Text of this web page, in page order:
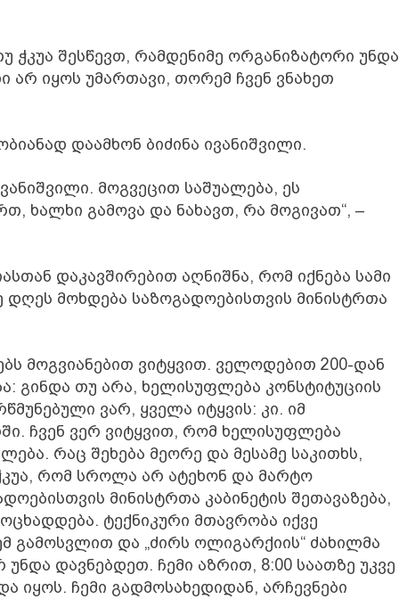
ჭკუა შესწევთ, რამდენიმე ორგანიზატორი უნდა
იყოს უმართავი, თორემ ჩვენ ვნახეთ
დაამხონ ბიძინა ივანიშვილი.
მოგვეცით საშუალება, ეს
ხალხი გამოვა და ნახავთ, რა მოგივათ“, –
დაკავშირებით აღნიშნა, რომ იქნება სამი
მოხდება საზოგადოებისთვის მინისტრთა
მოგვიანებით ვიტყვით. ველოდებით 200-დან
გინდა თუ არა, ხელისუფლება კონსტიტუციის
ვარ, ყველა იტყვის: კი. იმ
ჩვენ ვერ ვიტყვით, რომ ხელისუფლება
რაც შეხება მეორე და მესამე საკითხს,
რომ სროლა არ ატეხონ და მარტო
მინისტრთა კაბინეტის შეთავაზება,
ტექნიკური მთავრობა იქვე
და „ძირს ოლიგარქიის“ ძახილმა
დავნებდეთ. ჩემი აზრით, 8:00 საათზე უკვე
იყოს. ჩემი გადმოსახედიდან, არჩევნები